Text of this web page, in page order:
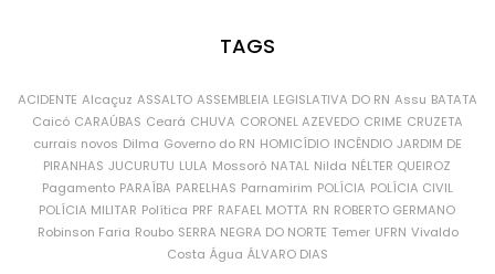
TAGS
ACIDENTE Alcaçuz ASSALTO ASSEMBLEIA LEGISLATIVA DO RN Assu BATATA
Caicó CARAÚBAS Ceará CHUVA CORONEL AZEVEDO CRIME CRUZETA
currais novos Dilma Governo do RN HOMICÍDIO INCÊNDIO JARDIM DE
PIRANHAS JUCURUTU LULA Mossoró NATAL Nilda NÉLTER QUEIROZ
Pagamento PARAÍBA PARELHAS Parnamirim POLÍCIA POLÍCIA CIVIL
POLÍCIA MILITAR Política PRF RAFAEL MOTTA RN ROBERTO GERMANO
Robinson Faria Roubo SERRA NEGRA DO NORTE Temer UFRN Vivaldo
Costa Água ÁLVARO DIAS